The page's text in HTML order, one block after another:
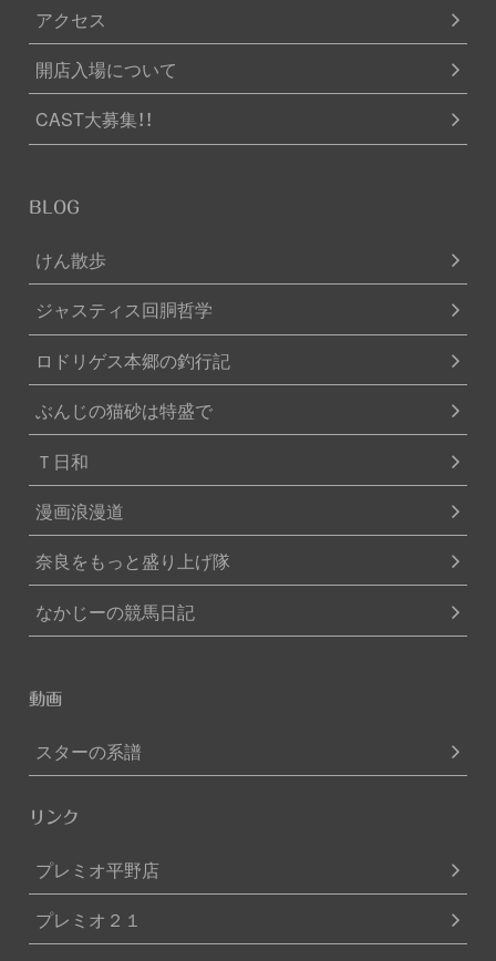
アクセス
開店入場について
CAST大募集！！
BLOG
けん散歩
ジャスティス回胴哲学
ロドリゲス本郷の釣行記
ぶんじの猫砂は特盛で
Ｔ日和
漫画浪漫道
奈良をもっと盛り上げ隊
なかじーの競馬日記
動画
スターの系譜
リンク
プレミオ平野店
プレミオ２１